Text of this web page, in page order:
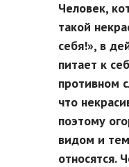
Человек,
такой
себя!», в
питает к
противном
что
поэтому
видом и
относятся.